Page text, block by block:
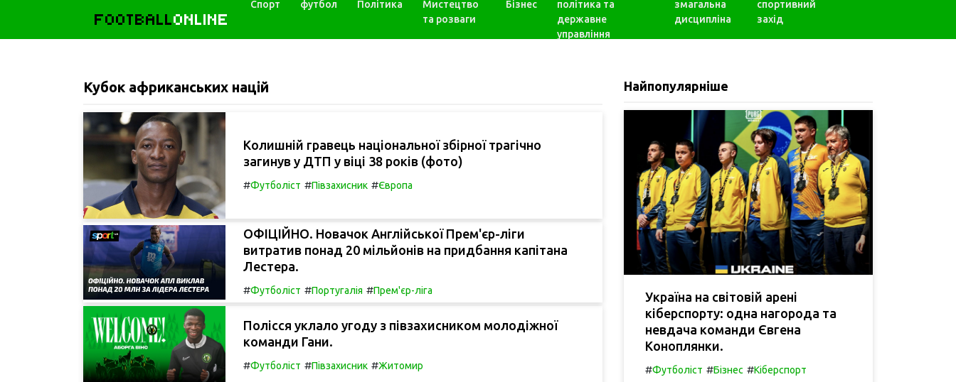
FOOTBALLONLINE
Спорт футбол Політика
Мистецтво
та розваги
Бізнес
політика та
державне
управління
змагальна
дисципліна
спортивний
захід
Кубок африканських націй
Колишній гравець національної збірної трагічно
загинув у ДТП у віці 38 років (фото)
#Футболіст #Півзахисник #Європа
ОФІЦІЙНО. Новачок Англійської Прем'єр-ліги
витратив понад 20 мільйонів на придбання капітана
Лестера.
#Футболіст #Португалія #Прем'єр-ліга
Полісся уклало угоду з півзахисником молодіжної
команди Гани.
#Футболіст #Півзахисник #Житомир
Найпопулярніше
Україна на світовій арені
кіберспорту: одна нагорода та
невдача команди Євгена
Коноплянки.
#Футболіст #Бізнес #Кіберспорт